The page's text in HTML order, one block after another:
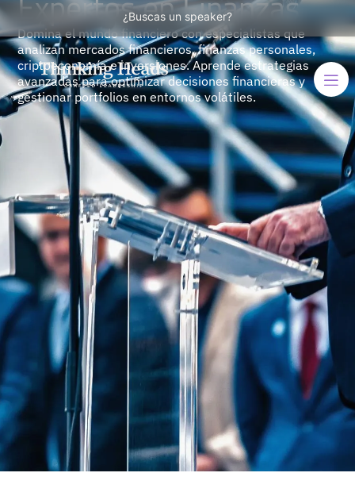
¿Buscas un speaker?
Domina el mundo financiero con especialistas que
analizan mercados financieros, finanzas personales,
criptoeconomía e inversiones. Aprende estrategias
avanzadas para optimizar decisiones financieras y
gestionar portfolios en entornos volátiles.